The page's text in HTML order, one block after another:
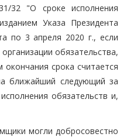
32 "О сроке исполнения
Указа Президента
по 3 апреля 2020 г., если
обязательства,
срока считается
ближайший следующий за
обязательств и,
могли добросовестно